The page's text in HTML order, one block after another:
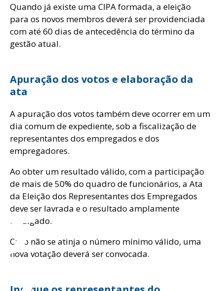
Quando já existe uma CIPA formada, a eleição
para os novos membros deverá ser providenciada
com até 60 dias de antecedência do término da
gestão atual.
Apuração dos votos e elaboração da
ata
A apuração dos votos também deve ocorrer em um
dia comum de expediente, sob a fiscalização de
representantes dos empregados e dos
empregadores.
Ao obter um resultado válido, com a participação
de mais de 50% do quadro de funcionários, a Ata
da Eleição dos Representantes dos Empregados
deve ser lavrada e o resultado amplamente
divulgado.
Caso não se atinja o número mínimo válido, uma
nova votação deverá ser convocada.